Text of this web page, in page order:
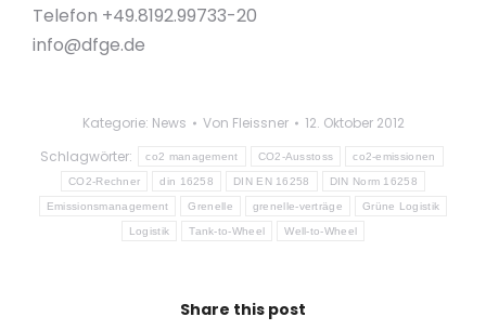
Telefon +49.8192.99733-20
info@dfge.de
Kategorie: News Von Fleissner
12. Oktober 2012
Schlagwörter:
co2 management CO2-Ausstoss co2-emissionen
CO2-Rechner din 16258 DIN EN 16258 DIN Norm 16258
Emissionsmanagement Grenelle grenelle-verträge Grüne Logistik
Logistik Tank-to-Wheel Well-to-Wheel
Share this post